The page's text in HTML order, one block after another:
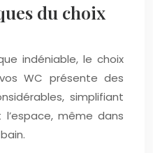
du choix
indéniable, le choix
WC présente des
simplifiant
même dans